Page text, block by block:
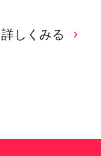
詳しくみる